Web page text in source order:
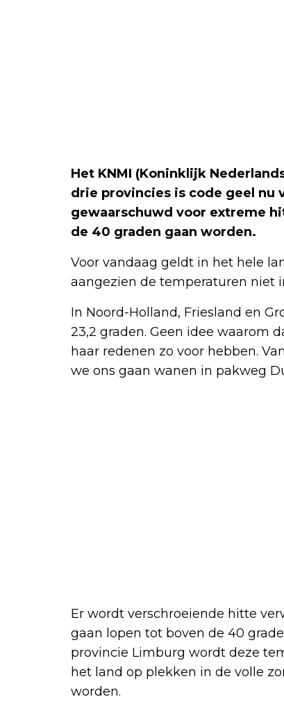
Het KNMI (Koninklijk
drie provincies is code geel nu
gewaarschuwd voor extreme
de 40 graden gaan worden.
Voor vandaag geldt in het hele
aangezien de temperaturen niet
In Noord-Holland, Friesland en
23,2 graden. Geen idee waarom
haar redenen zo voor hebben.
we ons gaan wanen in pakweg
Er wordt verschroeiende hitte
gaan lopen tot boven de 40
provincie Limburg wordt deze
het land op plekken in de volle
worden.